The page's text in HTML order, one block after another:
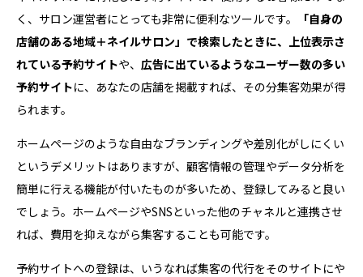
く、サロン運営者にとっても非常に便利なツールです。
「自身の
店舗のある地域＋ネイルサロン」で検索したときに、上位表示さ
れている予約サイトや、 広告に出ているようなユーザー数の多い
予約サイトに、あなたの店舗を掲載すれば、その分集客効果が得
られます。
ホームページのような自由なブランディングや差別化がしにくい
というデメリットはありますが、顧客情報の管理やデータ分析を
簡単に行える機能が付いたものが多いため、登録してみると良い
でしょう。ホームページやSNSといった他のチャネルと連携させ
れば、費用を抑えながら集客することも可能です。
予約サイトへの登録は、いうなれば集客の代行をそのサイトにや